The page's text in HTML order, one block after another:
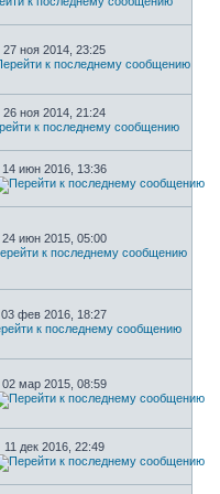
27 ноя 2014, 23:25
26 ноя 2014, 21:24
14 июн 2016, 13:36
24 июн 2015, 05:00
03 фев 2016, 18:27
02 мар 2015, 08:59
11 дек 2016, 22:49